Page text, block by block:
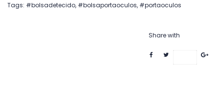
Tags: #bolsadetecido, #bolsaportaoculos, #portaoculos
Share with